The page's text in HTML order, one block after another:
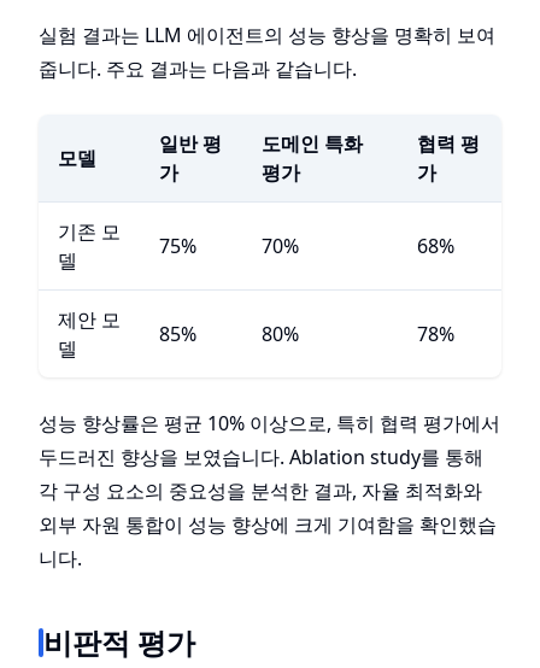
실험 결과는 LLM 에이전트의 성능 향상을 명확히 보여
줍니다. 주요 결과는 다음과 같습니다.
모델
일반 평
가
도메인 특화
평가
협력 평
가
기존 모
델
75% 70% 68%
제안 모
델
85% 80% 78%
성능 향상률은 평균 10% 이상으로, 특히 협력 평가에서
두드러진 향상을 보였습니다. Ablation study를 통해
각 구성 요소의 중요성을 분석한 결과, 자율 최적화와
외부 자원 통합이 성능 향상에 크게 기여함을 확인했습
니다.
비판적 평가